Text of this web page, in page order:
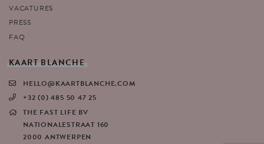
VACATURES
PRESS
FAQ
KAART BLANCHE
HELLO@KAARTBLANCHE.COM
+32 (0) 485 50 47 25
THE FAST LIFE BV
NATIONALESTRAAT 160
2000 ANTWERPEN